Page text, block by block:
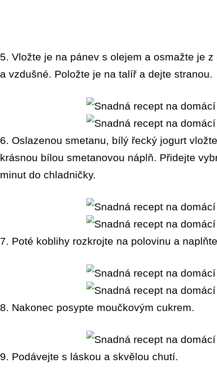
5. Vložte je na pánev s olejem a osmažte je
a vzdušné. Položte je na talíř a dejte stranou.
6. Oslazenou smetanu, bílý řecký jogurt
krásnou bílou smetanovou náplň. Přidejte
minut do chladničky.
7. Poté koblihy rozkrojte na polovinu a
8. Nakonec posypte moučkovým cukrem.
9. Podávejte s láskou a skvělou chutí.